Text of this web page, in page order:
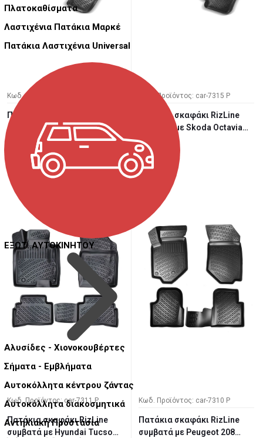
Πλατοκαθίσματα
Λαστιχένια Πατάκια Μαρκέ
Πατάκια Λαστιχένια Universal
ΕΞΩΤ. ΑΥΤΟΚΙΝΗΤΟΥ
Αλυσίδες - Χιονοκουβέρτες
Σήματα - Εμβλήματα
Αυτοκόλλητα κέντρου ζάντας
Αυτοκόλλητα διακοσμητικά
Αντηλιακή Προστασία
Κωδ. Προϊόντος: car-7316 P
Πατάκια σκαφάκι RizLine
συμβατά με Peugeot 3008
55,00 €
Κωδ. Προϊόντος: car-7315 P
Πατάκια σκαφάκι RizLine
συμβατά με Skoda Octavia
2...
50,00 €
Κωδ. Προϊόντος: car-7311 P
Πατάκια σκαφάκι RizLine
συμβατά με Ηyundai Tucson
Κωδ. Προϊόντος: car-7310 P
Πατάκια σκαφάκι RizLine
συμβατά με Peugeot 208